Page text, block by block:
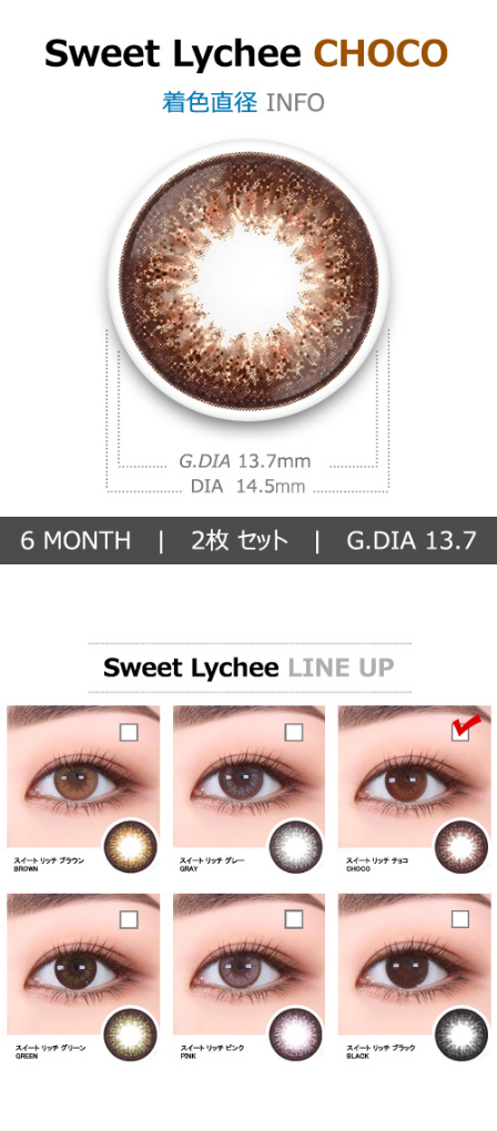
カラコン専門店のアトリエシリーズ (トリカ) アトリエシリーズ (トリ
カ)
コン、格安乱視用カラコン、激安乱視用カラコン、韓国乱視カラコン、
カ)
【6ヶ月/遠視用】 スイート ライチ チョコ、乱視用カラコン、乱視カラ
コン、格安乱視用カラコン、激安乱視用カラコン、韓国乱視カラコン、
遠視用カラコン、遠視カラコン、乱視用カラーコンタクト、格安乱視用
カラコン専門店のメイクシリーズ (トリカ) メイクシリーズ (トリカ)
【6ヶ月/遠視用】 スイート ライチ チョコ、乱視用カラコン、乱視カラ
コン、格安乱視用カラコン、激安乱視用カラコン、韓国乱視カラコン、
遠視用カラコン、遠視カラコン、乱視用カラーコンタクト、格安乱視用
カラコン専門店のNeovision (ネオビジョン) Neovision (ネオビジョン)
乱視用カラー別【Color】
【6ヶ月/遠視用】 スイート ライチ チョコ、乱視用カラコン、乱視カラ
コン、格安乱視用カラコン、激安乱視用カラコン、韓国乱視カラコン、
遠視用カラコン、遠視カラコン、乱視用カラーコンタクト、格安乱視用
カラコン専門店のブラウン系 乱視用カラコン ブラウン系 乱視用カラコ
ン
【6ヶ月/遠視用】 スイート ライチ チョコ、乱視用カラコン、乱視カラ
コン、格安乱視用カラコン、激安乱視用カラコン、韓国乱視カラコン、
遠視用カラコン、遠視カラコン、乱視用カラーコンタクト、格安乱視用
【6ヶ月/遠視用】 スイート ライチ チョコ、乱視用カラコン、乱視カラ
コン、格安乱視用カラコン、激安乱視用カラコン、韓国乱視カラコン、
遠視用カラコン、遠視カラコン、乱視用カラーコンタクト、格安乱視用
カラコン専門店のチョコ系 乱視用カラコン
チョコ系 乱視用カラコン
【6ヶ月/遠視用】 スイート ライチ チョコ、乱視用カラコン、乱視カラ
コン、格安乱視用カラコン、激安乱視用カラコン、韓国乱視カラコン、
遠視用カラコン、遠視カラコン、乱視用カラーコンタクト、格安乱視用
カラコン専門店のブルー系 乱視用カラコン
ブルー系 乱視用カラコン
【6ヶ月/遠視用】 スイート ライチ チョコ、乱視用カラコン、乱視カラ
コン、格安乱視用カラコン、激安乱視用カラコン、韓国乱視カラコン、
遠視用カラコン、遠視カラコン、乱視用カラーコンタクト、格安乱視用
カラコン専門店のパープル系 乱視用カラコン
パープル系 乱視用カラコ
【6ヶ月/遠視用】 スイート ライチ チョコ、乱視用カラコン、乱視カラ
コン、格安乱視用カラコン、激安乱視用カラコン、韓国乱視カラコン、
遠視用カラコン、遠視カラコン、乱視用カラーコンタクト、格安乱視用
カラコン専門店のグリーン系 乱視用カラコン
グリーン系 乱視用カラコ
ン
【6ヶ月/遠視用】 スイート ライチ チョコ、乱視用カラコン、乱視カラ
コン、格安乱視用カラコン、激安乱視用カラコン、韓国乱視カラコン、
遠視用カラコン、遠視カラコン、乱視用カラーコンタクト、格安乱視用
カラコン専門店のピンク系 乱視用カラコン ピンク系 乱視用カラコン
【6ヶ月/遠視用】 スイート ライチ チョコ、乱視用カラコン、乱視カラ
コン、格安乱視用カラコン、激安乱視用カラコン、韓国乱視カラコン、
遠視用カラコン、遠視カラコン、乱視用カラーコンタクト、格安乱視用